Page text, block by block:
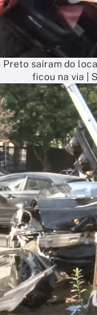
Preto saíram do
ficou na via |